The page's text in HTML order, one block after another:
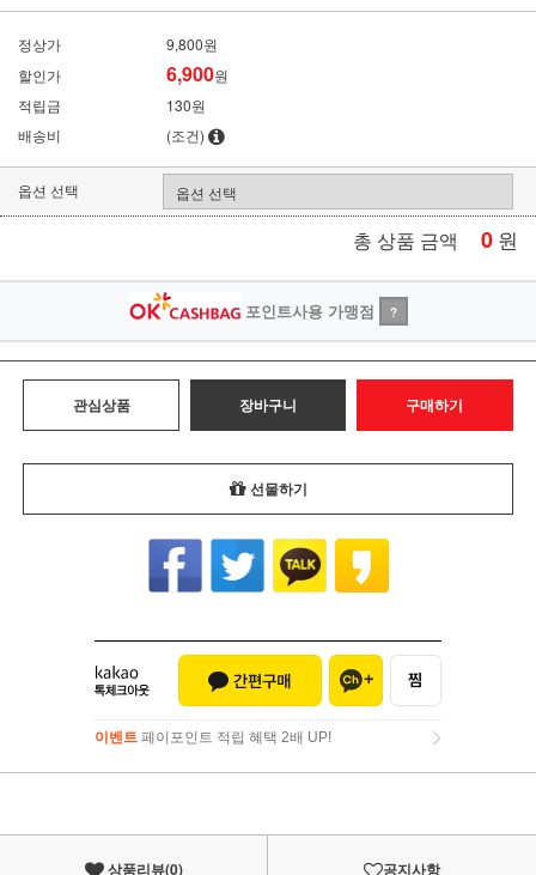
정상가
9,800원
할인가
6,900원
적립금
130원
배송비
(조건)
옵션 선택
총 상품 금액 0 원
포인트사용 가맹점 ?
관심상품 장바구니 구매하기
선물하기
이벤트 페이포인트 적립 혜택 2배 UP!
이벤트페이포인트 적립 혜택 2배 UP!
상품리뷰(0) 공지사항